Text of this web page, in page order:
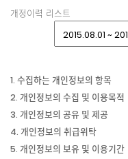
개정이력 리스트
1. 수집하는 개인정보의 항목
2. 개인정보의 수집 및 이용목적
3. 개인정보의 공유 및 제공
4. 개인정보의 취급위탁
5. 개인정보의 보유 및 이용기간